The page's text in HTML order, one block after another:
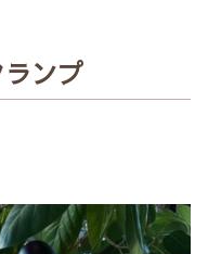
ンプ